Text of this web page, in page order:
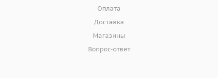
Оплата
Доставка
Магазины
Вопрос-ответ